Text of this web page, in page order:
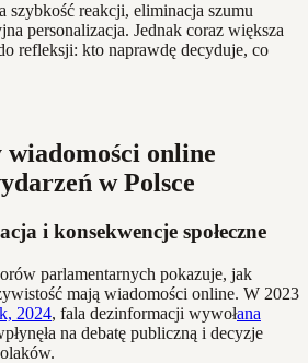
szybkość reakcji, eliminacja szumu
personalizacja. Jednak coraz większa
refleksji: kto naprawdę decyduje, co
wiadomości online
w Polsce
i konsekwencje społeczne
parlamentarnych pokazuje, jak
mają wiadomości online. W 2023
2024, fala dezinformacji wywołana
na debatę publiczną i decyzje